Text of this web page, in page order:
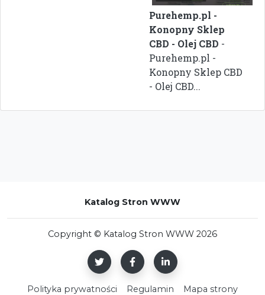
Purehemp.pl -
Konopny Sklep
CBD - Olej CBD -
Purehemp.pl -
Konopny Sklep CBD
- Olej CBD...
Katalog Stron WWW
Copyright © Katalog Stron WWW 2026
Polityka prywatności Regulamin Mapa strony